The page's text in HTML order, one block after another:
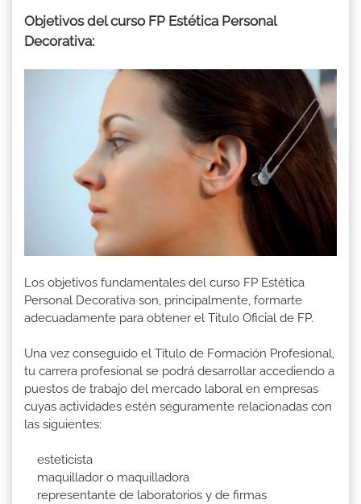
Objetivos del curso FP Estética Personal
Decorativa:
Los objetivos fundamentales del curso FP Estética
Personal Decorativa son, principalmente, formarte
adecuadamente para obtener el Titulo Oficial de FP.
Una vez conseguido el Título de Formación Profesional,
tu carrera profesional se podrá desarrollar accediendo a
puestos de trabajo del mercado laboral en empresas
cuyas actividades estén seguramente relacionadas con
las siguientes:
esteticista
maquillador o maquilladora
representante de laboratorios y de firmas